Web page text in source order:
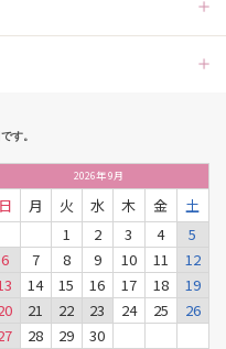
す。
2026年9月
日 月 火 水 木 金
土
1
2 3 4
5
6
7 8 9 10 11
12
14 15 16 17 18
19
21 22 23 24 25
26
28 29 30